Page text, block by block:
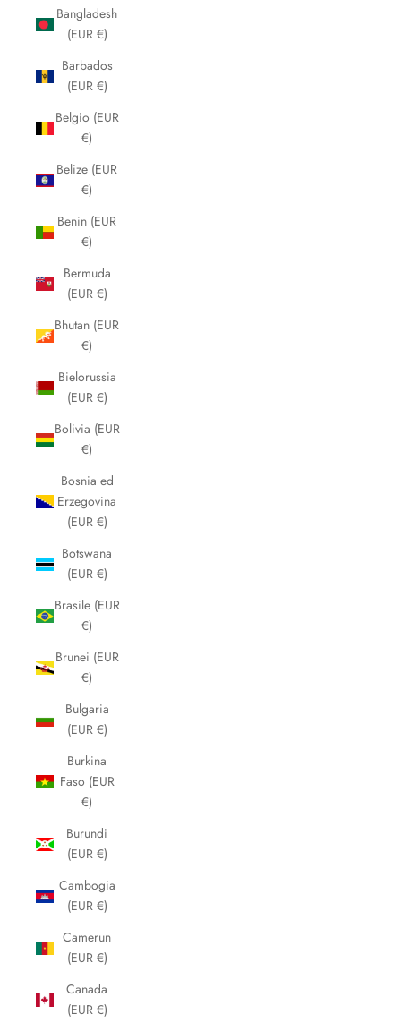
Bangladesh
(EUR €)
Barbados
(EUR €)
Belgio (EUR
€)
Belize (EUR
€)
Benin (EUR
€)
Bermuda
(EUR €)
Bhutan (EUR
€)
Bielorussia
(EUR €)
Bolivia (EUR
€)
Bosnia ed
Erzegovina
(EUR €)
Botswana
(EUR €)
Brasile (EUR
€)
Brunei (EUR
€)
Bulgaria
(EUR €)
Burkina
Faso (EUR
€)
Burundi
(EUR €)
Cambogia
(EUR €)
Camerun
(EUR €)
Canada
(EUR €)